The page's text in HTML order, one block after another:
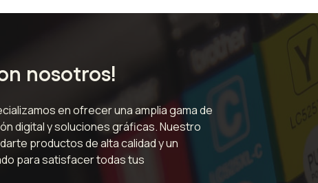
nosotros!
en ofrecer una amplia gama de
digital y soluciones gráficas. Nuestro
productos de alta calidad y un
para satisfacer todas tus